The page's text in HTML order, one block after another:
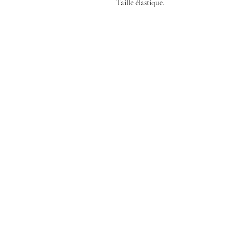
Taille élastique.